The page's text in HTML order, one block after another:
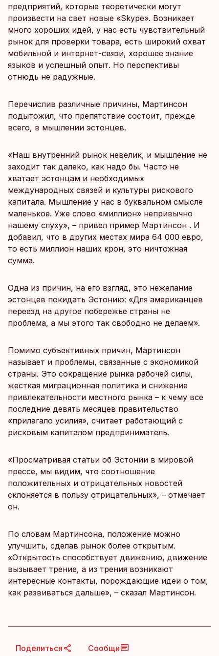
предприятий, которые теоретически могут
произвести на свет новые «Skype». Возникает
много хороших идей, у нас есть чувствительный
рынок для проверки товара, есть широкий охват
мобильной и интернет-связи, хорошее знание
языков и успешный опыт. Но перспективы
отнюдь не радужные.
Перечислив различные причины, Мартинсон
подытожил, что препятствие состоит, прежде
всего, в мышлении эстонцев.
«Наш внутренний рынок невелик, и мышление не
заходит так далеко, как надо бы. Часто не
хватает эстонцам и необходимых
международных связей и культуры рискового
капитала. Мышление у нас в буквальном смысле
маленькое. Уже слово «миллион» непривычно
нашему слуху», – привел пример Мартинсон . И
добавил, что в других местах мира 64 000 евро,
то есть миллион наших крон, это ничтожная
сумма.
Одна из причин, на его взгляд, это нежелание
эстонцев покидать Эстонию: «Для американцев
переезд на другое побережье страны не
проблема, а мы этого так свободно не делаем».
Помимо субъективных причин, Мартинсон
называет и проблемы, связанные с экономикой
страны. Это сокращение рынка рабочей силы,
жесткая миграционная политика и снижение
привлекательности местного рынка – к чему все
последние девять месяцев правительство
«прилагало усилия», считает работающий с
рисковым капиталом предприниматель.
«Просматривая статьи об Эстонии в мировой
прессе, мы видим, что соотношение
положительных и отрицательных новостей
склоняется в пользу отрицательных», – отмечает
он.
По словам Мартинсона, положение можно
улучшить, сделав рынок более открытым.
«Открытость способствует движению, движение
вызывает трение, а из трения возникают
интересные контакты, порождающие идеи о том,
как развиваться дальше», – сказал Мартинсон.
Поделиться Сообщи